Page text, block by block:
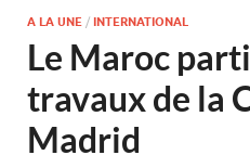
A LA UNE / INTERNATIONAL
Le Maroc
travaux de la
Madrid